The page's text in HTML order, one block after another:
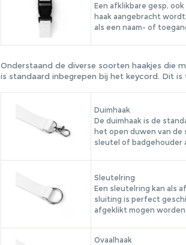
Een afklikbare gesp,
haak aangebracht
als een naam- of
Onderstaand de diverse soorten haakjes die
is standaard inbegrepen bij het keycord. Dit
Duimhaak
De duimhaak is de
het open duwen van de
sleutel of badgehouder
Sleutelring
Een sleutelring kan als
sluiting is perfect
afgeklikt mogen worden.
Ovaalhaak